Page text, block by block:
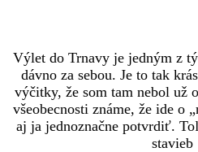
Výlet do Trnavy je jedným z
dávno za sebou. Je to tak
výčitky, že som tam nebol už
všeobecnosti známe, že ide o
aj ja jednoznačne potvrdiť.